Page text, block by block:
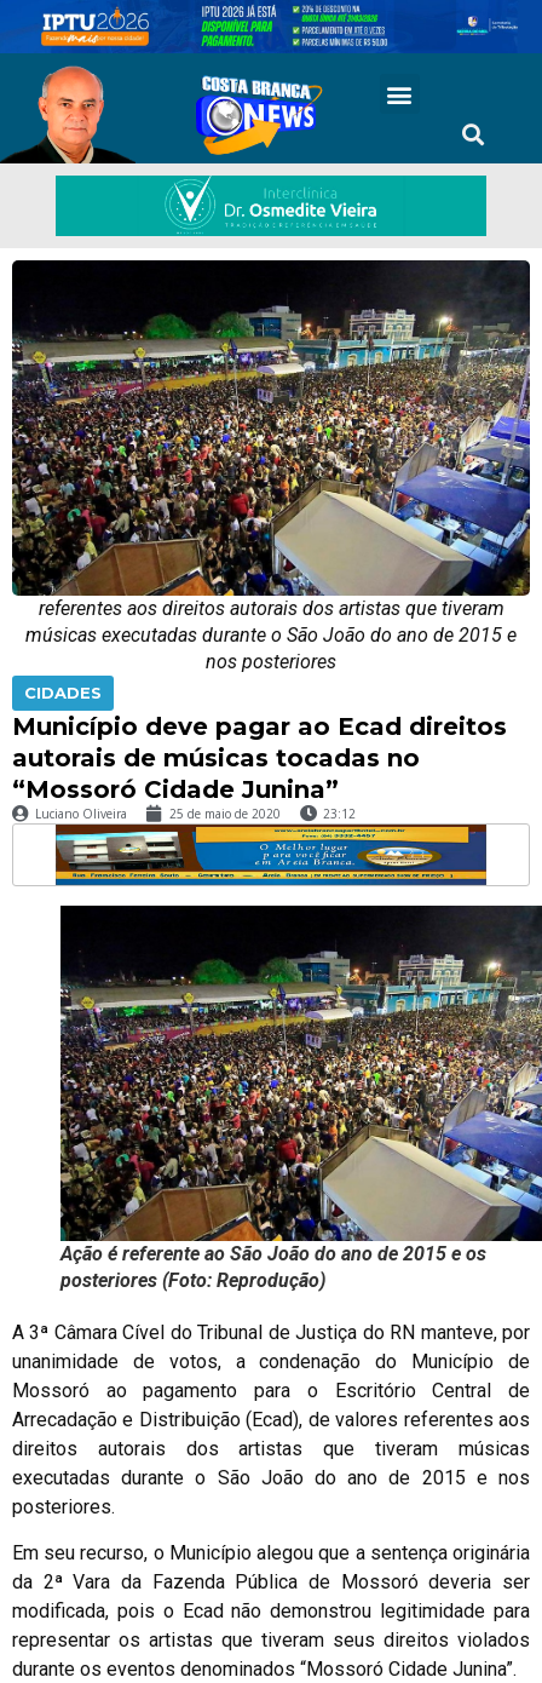
referentes aos direitos autorais dos artistas que tiveram
músicas executadas durante o São João do ano de 2015 e
nos posteriores
CIDADES
Município deve pagar ao Ecad direitos
autorais de músicas tocadas no
“Mossoró Cidade Junina”
Luciano Oliveira 25 de maio de 2020 23:12
Ação é referente ao São João do ano de 2015 e os
posteriores (Foto: Reprodução)
A 3ª Câmara Cível do Tribunal de Justiça do RN manteve, por
unanimidade de votos, a condenação do Município de
Mossoró ao pagamento para o Escritório Central de
Arrecadação e Distribuição (Ecad), de valores referentes aos
direitos autorais dos artistas que tiveram músicas
executadas durante o São João do ano de 2015 e nos
posteriores.
Em seu recurso, o Município alegou que a sentença originária
da 2ª Vara da Fazenda Pública de Mossoró deveria ser
modificada, pois o Ecad não demonstrou legitimidade para
representar os artistas que tiveram seus direitos violados
durante os eventos denominados “Mossoró Cidade Junina”.